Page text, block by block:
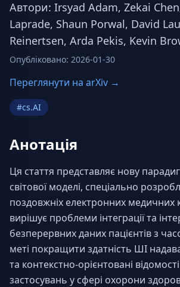
Автори: Irsyad Adam, Zekai
Laprade, Shaun Porwal, David
Reinertsen, Arda Pekis, Kevin
Опубліковано: 2026-01-30
Переглянути на arXiv →
#cs.AI
Анотація
Ця стаття представляє нову
світової моделі, спеціально
поздовжніх електронних медичних
вирішує проблеми інтеграції та
безперервних даних пацієнтів з
меті покращити здатність ШІ
та контекстно-орієнтовані
застосувань у сфері охорони